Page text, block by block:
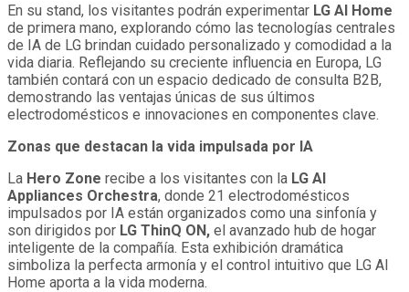
En su stand, los visitantes podrán experimentar LG AI Home
de primera mano, explorando cómo las tecnologías centrales
de IA de LG brindan cuidado personalizado y comodidad a la
vida diaria. Reflejando su creciente influencia en Europa, LG
también contará con un espacio dedicado de consulta B2B,
demostrando las ventajas únicas de sus últimos
electrodomésticos e innovaciones en componentes clave.
Zonas que destacan la vida impulsada por IA
La Hero Zone recibe a los visitantes con la LG AI
Appliances Orchestra, donde 21 electrodomésticos
impulsados por IA están organizados como una sinfonía y
son dirigidos por LG ThinQ ON, el avanzado hub de hogar
inteligente de la compañía. Esta exhibición dramática
simboliza la perfecta armonía y el control intuitivo que LG AI
Home aporta a la vida moderna.